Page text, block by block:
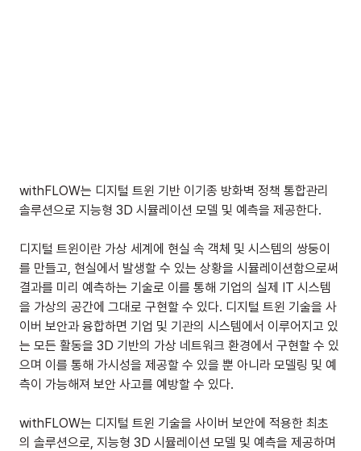
withFLOW는 디지털 트윈 기반 이기종 방화벽 정책 통합관리
솔루션으로 지능형 3D 시뮬레이션 모델 및 예측을 제공한다.
디지털 트윈이란 가상 세계에 현실 속 객체 및 시스템의 쌍둥이
를 만들고, 현실에서 발생할 수 있는 상황을 시뮬레이션함으로써
결과를 미리 예측하는 기술로 이를 통해 기업의 실제 IT 시스템
을 가상의 공간에 그대로 구현할 수 있다. 디지털 트윈 기술을 사
이버 보안과 융합하면 기업 및 기관의 시스템에서 이루어지고 있
는 모든 활동을 3D 기반의 가상 네트워크 환경에서 구현할 수 있
으며 이를 통해 가시성을 제공할 수 있을 뿐 아니라 모델링 및 예
측이 가능해져 보안 사고를 예방할 수 있다.
withFLOW는 디지털 트윈 기술을 사이버 보안에 적용한 최초
의 솔루션으로, 지능형 3D 시뮬레이션 모델 및 예측을 제공하며